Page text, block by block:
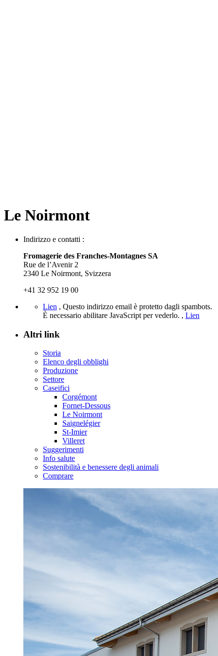
Le Noirmont
Indirizzo e contatti :
Fromagerie des Franches-Montagnes SA
Rue de l’Avenir 2
2340 Le Noirmont, Svizzera
+41 32 952 19 00
Lien , Questo indirizzo email è protetto dagli spambots.
È necessario abilitare JavaScript per vederlo. , Lien
Altri link
Storia
Elenco degli obblighi
Produzione
Settore
Caseifici
Corgémont
Fornet-Dessous
Le Noirmont
Saignelégier
St-Imier
Villeret
Suggerimenti
Info salute
Sostenibilità e benessere degli animali
Comprare